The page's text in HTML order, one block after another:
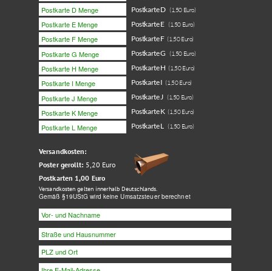
Postkarte D (1,50 Euro)
Postkarte E (1,50 Euro)
Postkarte F(1,50 Euro)
Postkarte G (1,50 Euro)
Postkarte H(1,50 Euro)
Postkarte I(1,50 Euro)
Postkarte J (1,50 Euro)
Postkarte K(1,50 Euro)
Postkarte L (1,50 Euro)
Versandkosten:
Poster gerollt: 5,20 Euro
Postkarten 1,00 Euro
Versandkosten gelten innerhalb Deutschlands.
Gemäß §19UStG wird keine Umsatzsteuer berechnet